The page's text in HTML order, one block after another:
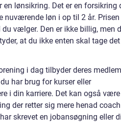
lønsikring. Det er en forsikring
nuværende løn i op til 2 år. Prisen
vælger. Den er ikke billig, men
at du ikke enten skal tage
i dag tilbyder deres
har brug for kurser eller
i din karriere. Det kan også
der retter sig mere henad
skrevet en jobansøgning eller